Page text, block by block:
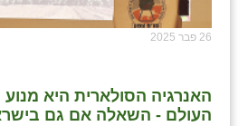
26 פבר 2025
האנרגיה הסולארית היא
העולם - השאלה אם גם